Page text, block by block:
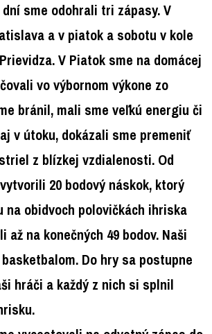
sme odohrali tri zápasy. V
a v piatok a sobotu v kole
V Piatok sme na domácej
vo výbornom výkone zo
bránil, mali sme veľkú energiu či
v útoku, dokázali sme premeniť
z blízkej vzdialenosti. Od
20 bodový náskok, ktorý
na obidvoch polovičkách ihriska
až na konečných 49 bodov. Naši
Do hry sa postupne
hráči a každý z nich si splnil